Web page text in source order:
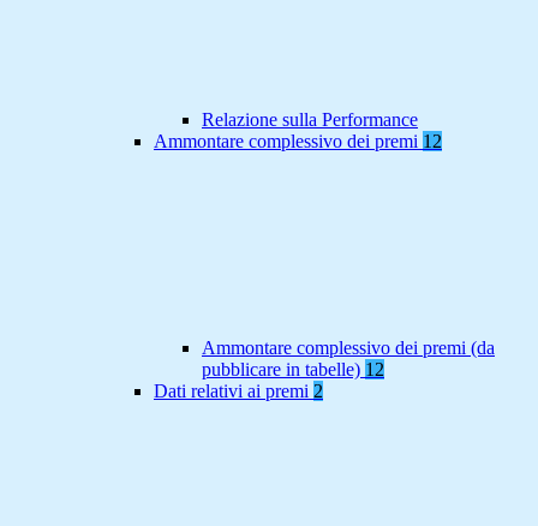
Relazione sulla Performance
Ammontare complessivo dei premi 12
Ammontare complessivo dei premi (da
pubblicare in tabelle) 12
Dati relativi ai premi 2